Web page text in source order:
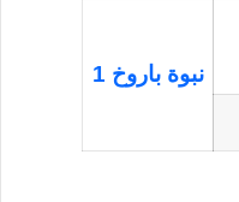
نبوة باروخ 1